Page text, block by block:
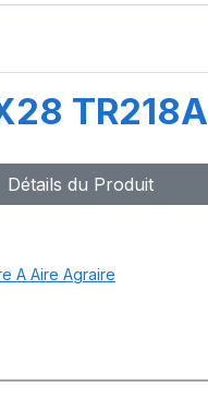
TR218A
Détails du Produit
A Aire Agraire